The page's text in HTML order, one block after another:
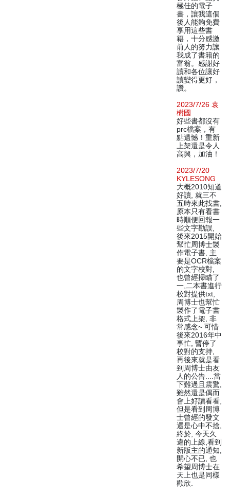
極佳的電子
書，讓我這個
後人能夠免費
享用這些書
籍，十分感激
前人的努力讓
我成了書籍的
富翁。感謝好
讀和各位讓好
讀變得更好，
讚。
2023/7/26 袁
樹國
好些書都沒有
prc檔案，有
點遺憾！重新
上架還是令人
高興，加油！
2023/7/20
KYLESONG
大概2010知道
好讀, 就三不
五時來此找書,
原本只有看書
時順便回報一
些文字勘誤,
後來2015開始
幫忙周博士製
作電子書, 主
要是OCR檔案
的文字校對,
也曾經掃瞄了
一,二本書進行
校對提供txt,
周博士也幫忙
製作了電子書
格式上架, 非
常感念~ 可惜
後來2016年中
事忙, 暫停了
校對的支持,
再後來就是看
到周博士由友
人的公告....當
下難過且震驚,
雖然還是偶而
會上好讀看看,
但是看到周博
士曾經的發文
還是心中不捨,
終於, 今天久
違的上線,看到
新版主的通知,
開心不已, 也
希望周博士在
天上也是同樣
歡欣.